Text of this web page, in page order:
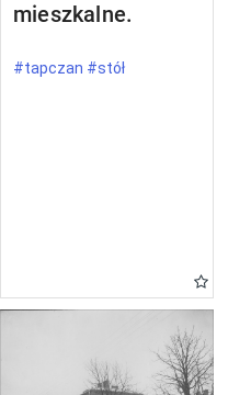
mieszkalne.
#tapczan #stół